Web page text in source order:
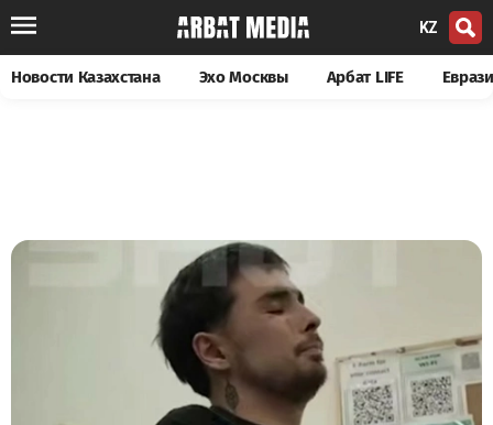
KZ
Новости Казахстана Эхо Москвы Арбат LIFE